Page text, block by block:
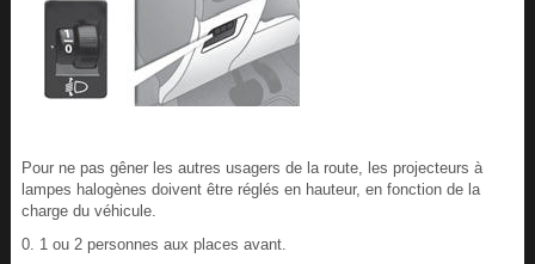
Pour ne pas gêner les autres usagers de la route, les projecteurs à
lampes halogènes doivent être réglés en hauteur, en fonction de la
charge du véhicule.
0. 1 ou 2 personnes aux places avant.